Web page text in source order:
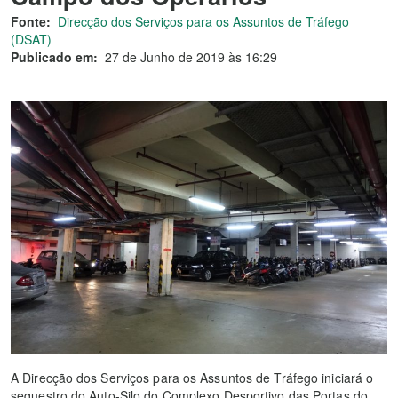
Fonte: Direcção dos Serviços para os Assuntos de Tráfego
(DSAT)
Publicado em: 27 de Junho de 2019 às 16:29
A Direcção dos Serviços para os Assuntos de Tráfego iniciará o